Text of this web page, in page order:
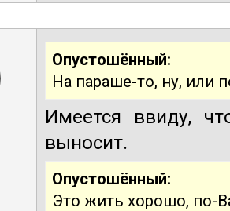
Опустошённый:
На параше-то, ну, или
Имеется ввиду,
выносит.
Опустошённый:
Это жить хорошо, по-